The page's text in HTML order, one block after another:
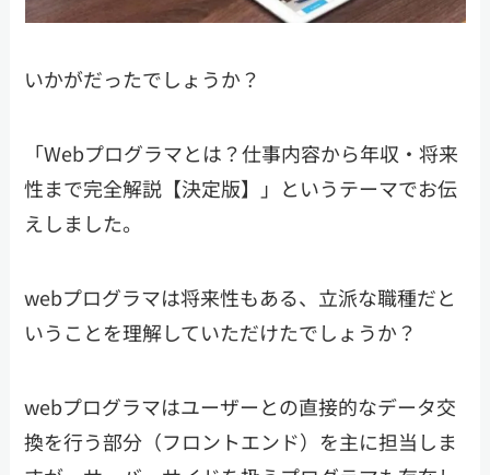
いかがだったでしょうか？
「Webプログラマとは？仕事内容から年収・将来
性まで完全解説【決定版】」というテーマでお伝
えしました。
webプログラマは将来性もある、立派な職種だと
いうことを理解していただけたでしょうか？
webプログラマはユーザーとの直接的なデータ交
換を行う部分（フロントエンド）を主に担当しま